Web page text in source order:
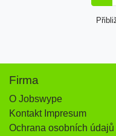
Firma
O Jobswype
Kontakt Impresum
Ochrana osobních